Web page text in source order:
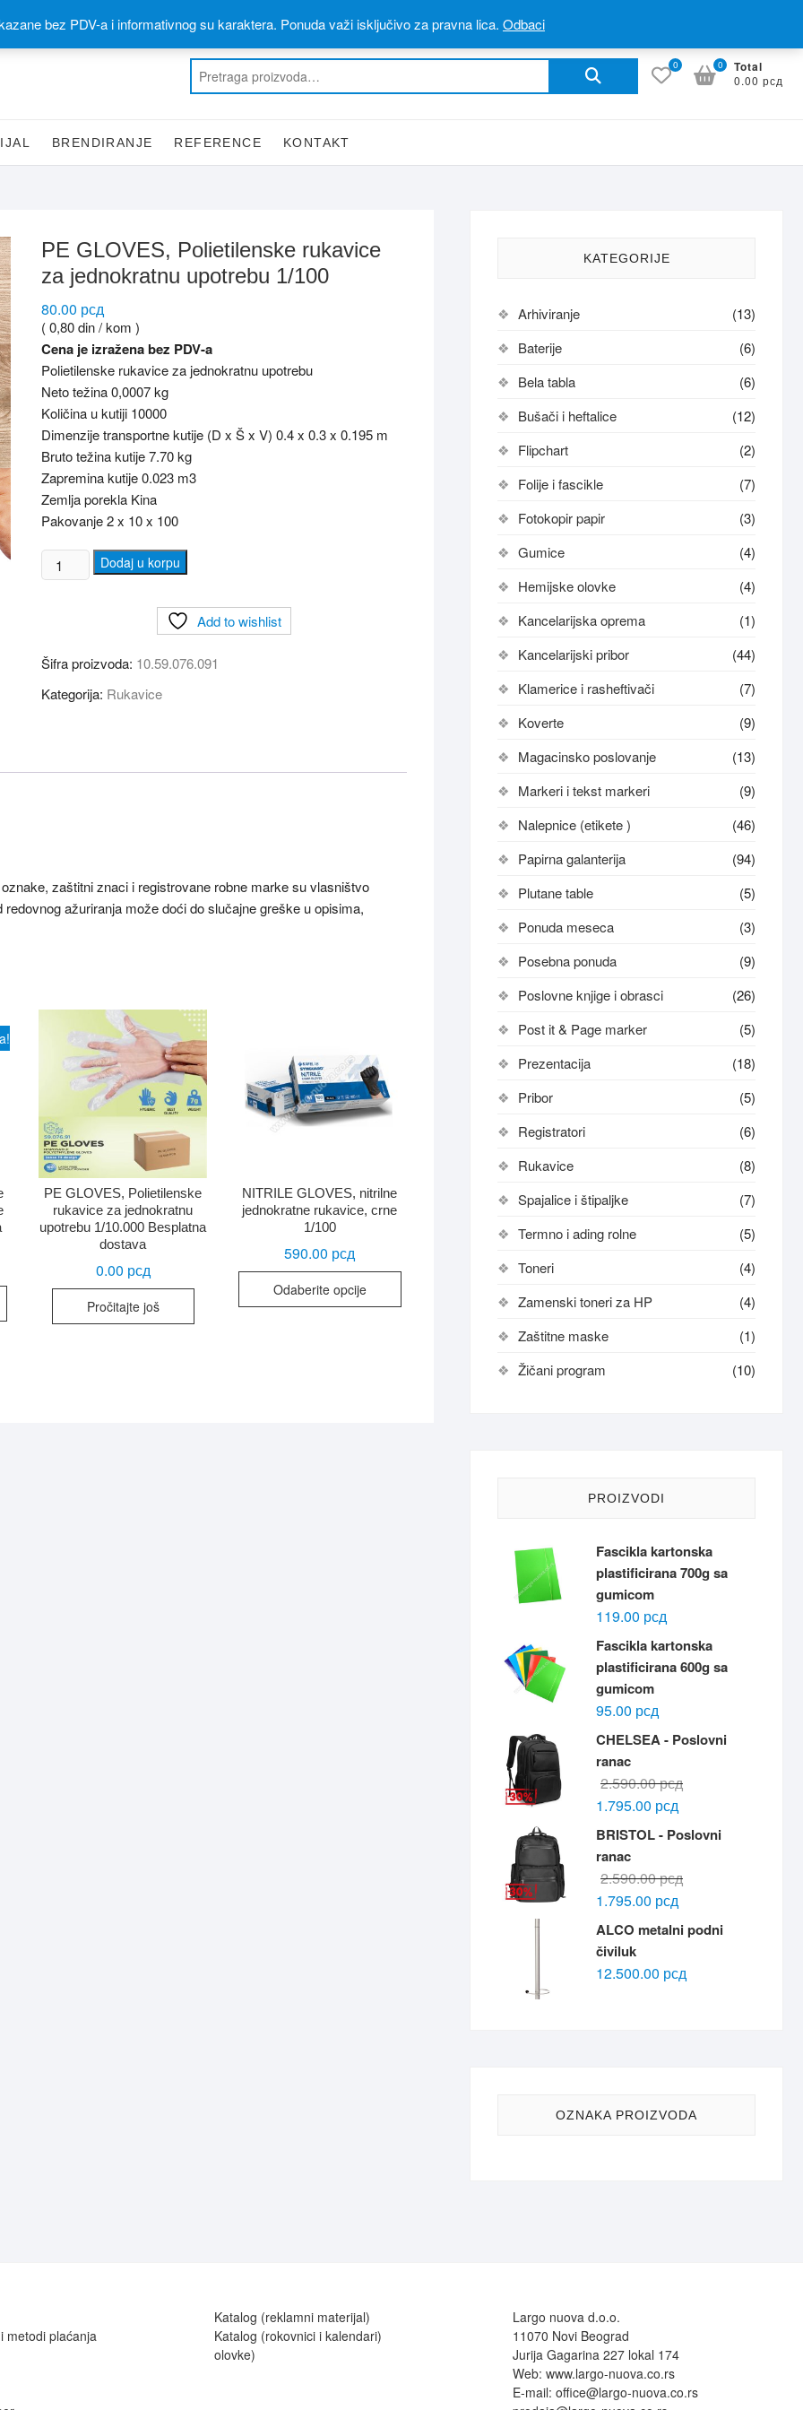
bez PDV-a i informativnog su karaktera. Ponuda važi isključivo za pravna lica. Odbaci
060 310 6 310
Pretraga
0 Total
0.00 рсд
0
BRENDIRANJE REFERENCE KONTAKT
PE GLOVES, Polietilenske rukavice
za jednokratnu upotrebu 1/100
80.00 рсд
( 0,80 din / kom )
Cena je izražena bez PDV-a
Polietilenske rukavice za jednokratnu upotrebu
Neto težina 0,0007 kg
Količina u kutiji 10000
Dimenzije transportne kutije (D x Š x V) 0.4 x 0.3 x 0.195 m
Bruto težina kutije 7.70 kg
Zapremina kutije 0.023 m3
Zemlja porekla Kina
Pakovanje 2 x 10 x 100
PE
GLOVES,
jednokratnu
upotrebu
Dodaj u korpu
Add to wishlist
Šifra proizvoda: 10.59.076.091
Kategorija: Rukavice
zaštitni znaci i registrovane robne marke su vlasništvo
ažuriranja može doći do slučajne greške u opisima,
рсд.
Ovaj
PE GLOVES, Polietilenske
rukavice za jednokratnu
upotrebu 1/10.000 Besplatna
dostava
0.00 рсд
Pročitajte još
NITRILE GLOVES, nitrilne
jednokratne rukavice, crne
1/100
590.00 рсд
Odaberite opcije
Ovaj
KATEGORIJE
Arhiviranje
(13)
Baterije
(6)
Bela tabla
(6)
Bušači i heftalice
(12)
Flipchart
(2)
Folije i fascikle
(7)
Fotokopir papir
(3)
Gumice
(4)
Hemijske olovke
(4)
Kancelarijska oprema
(1)
Kancelarijski pribor
(44)
Klamerice i rasheftivači
(7)
Koverte
(9)
Magacinsko poslovanje
(13)
Markeri i tekst markeri
(9)
Nalepnice (etikete )
(46)
Papirna galanterija
(94)
Plutane table
(5)
Ponuda meseca
(3)
Posebna ponuda
(9)
Poslovne knjige i obrasci
(26)
Post it & Page marker
(5)
Prezentacija
(18)
Pribor
(5)
Registratori
(6)
Rukavice
(8)
Spajalice i štipaljke
(7)
Termno i ading rolne
(5)
Toneri
(4)
Zamenski toneri za HP
(4)
Zaštitne maske
(1)
Žičani program
(10)
PROIZVODI
Fascikla kartonska
plastificirana 700g sa
gumicom
119.00 рсд
Fascikla kartonska
plastificirana 600g sa
gumicom
95.00 рсд
CHELSEA - Poslovni
ranac
2.590.00рсдOriginalna
bila:
1.795.00 рсд
Trenutna
1.795.00 рсд.
BRISTOL - Poslovni
ranac
2.590.00рсдOriginalna
bila:
1.795.00 рсд
Trenutna
1.795.00 рсд.
ALCO metalni podni
čiviluk
12.500.00 рсд
OZNAKA PROIZVODA
metodi plaćanja
Katalog (reklamni materijal)
Katalog (rokovnici i kalendari)
olovke)
Largo nuova d.o.o.
11070 Novi Beograd
Jurija Gagarina 227 lokal 174
Web: www.largo-nuova.co.rs
E-mail: office@largo-nuova.co.rs